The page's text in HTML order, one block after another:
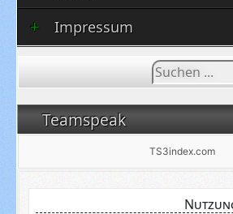
Impressum
Suchen
...
Teamspeak
TS3index.com